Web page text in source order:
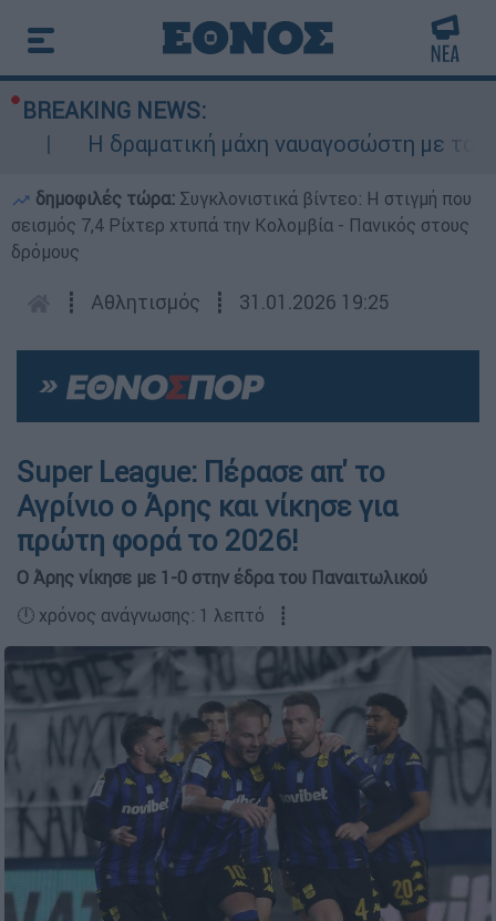
BREAKING NEWS:
Η δραματική μάχη ναυαγοσώστη με τα
δημοφιλές τώρα: Συγκλονιστικά βίντεο: Η στιγμή που
σεισμός 7,4 Ρίχτερ χτυπά την Κολομβία - Πανικός στους
δρόμους
┋ Αθλητισμός ┋ 31.01.2026 19:25
Super League: Πέρασε απ' το
Αγρίνιο ο Άρης και νίκησε για
πρώτη φορά το 2026!
Ο Άρης νίκησε με 1-0 στην έδρα του Παναιτωλικού
🕛 χρόνος ανάγνωσης: 1 λεπτό ┋